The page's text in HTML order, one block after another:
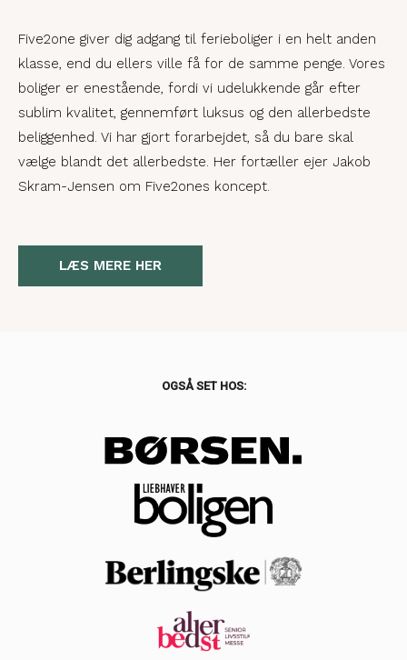
Five2one giver dig adgang til ferieboliger i en helt anden
klasse, end du ellers ville få for de samme penge. Vores
boliger er enestående, fordi vi udelukkende går efter
sublim kvalitet, gennemført luksus og den allerbedste
beliggenhed. Vi har gjort forarbejdet, så du bare skal
vælge blandt det allerbedste. Her fortæller ejer Jakob
Skram-Jensen om Five2ones koncept.
LÆS MERE HER
OGSÅ SET HOS: